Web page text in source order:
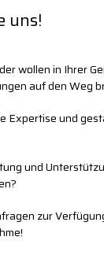
uns!
wollen in Ihrer
auf den Weg
Expertise und
und
zur